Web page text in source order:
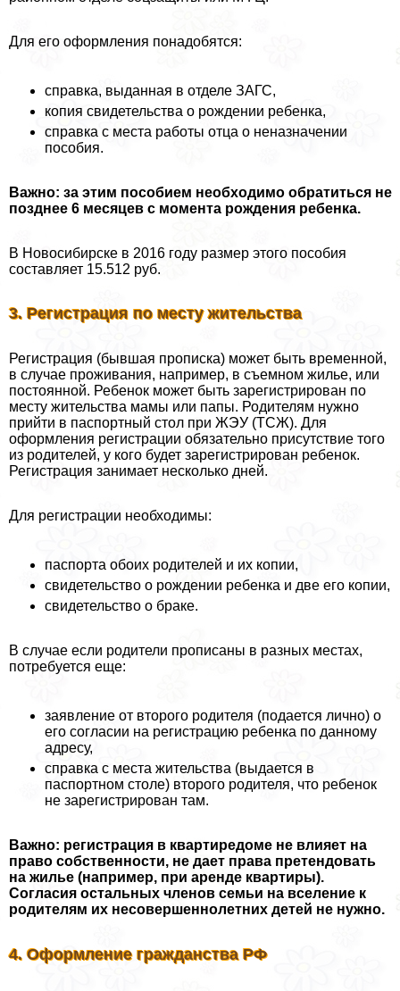
Для его оформления понадобятся:
справка, выданная в отделе ЗАГС,
копия свидетельства о рождении ребенка,
справка с места работы отца о неназначении
пособия.
Важно: за этим пособием необходимо обратиться не
позднее 6 месяцев с момента рождения ребенка.
В Новосибирске в 2016 году размер этого пособия
составляет 15.512 руб.
3. Регистрация по месту жительства
Регистрация (бывшая прописка) может быть временной,
в случае проживания, например, в съемном жилье, или
постоянной. Ребенок может быть зарегистрирован по
месту жительства мамы или папы. Родителям нужно
прийти в паспортный стол при ЖЭУ (ТСЖ). Для
оформления регистрации обязательно присутствие того
из родителей, у кого будет зарегистрирован ребенок.
Регистрация занимает несколько дней.
Для регистрации необходимы:
паспорта обоих родителей и их копии,
свидетельство о рождении ребенка и две его копии,
свидетельство о бpaке.
В случае если родители прописаны в разных местах,
потребуется еще:
заявление от второго родителя (подается лично) о
его согласии на регистрацию ребенка по данному
адресу,
справка с места жительства (выдается в
паспортном столе) второго родителя, что ребенок
не зарегистрирован там.
Важно: регистрация в квартиредоме не влияет на
право собственности, не дает права претендовать
на жилье (например, при аренде квартиры).
Согласия остальных члeнов семьи на вселение к
родителям их несовершеннолетних детей не нужно.
4. Оформление гражданства РФ